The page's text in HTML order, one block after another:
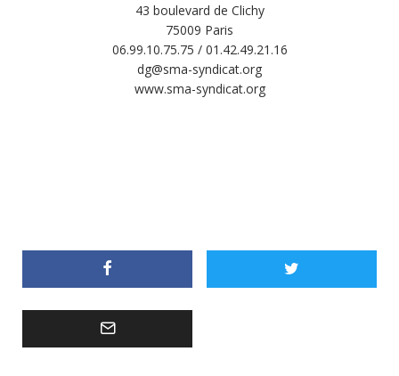
43 boulevard de Clichy
75009 Paris
06.99.10.75.75 / 01.42.49.21.16
dg@sma-syndicat.org
www.sma-syndicat.org